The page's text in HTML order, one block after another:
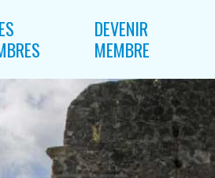
DEVENIR
MEMBRE